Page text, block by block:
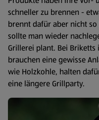
schneller zu brennen -
brennt dafür aber nicht
sollte man wieder
Grillerei plant. Bei
brauchen eine gewisse
wie Holzkohle, halten
eine längere Grillparty.